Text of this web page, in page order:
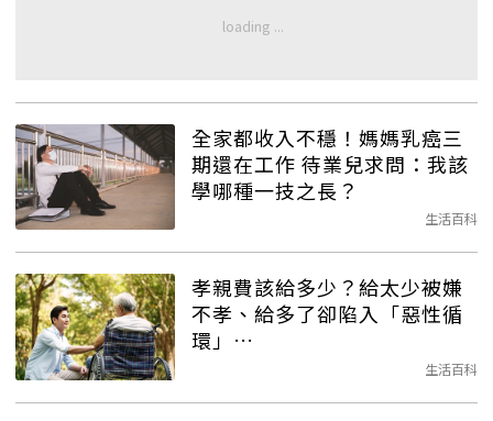
全家都收入不穩！媽媽乳癌三
期還在工作 待業兒求問：我該
學哪種一技之長？
生活百科
孝親費該給多少？給太少被嫌
不孝、給多了卻陷入「惡性循
環」…
生活百科